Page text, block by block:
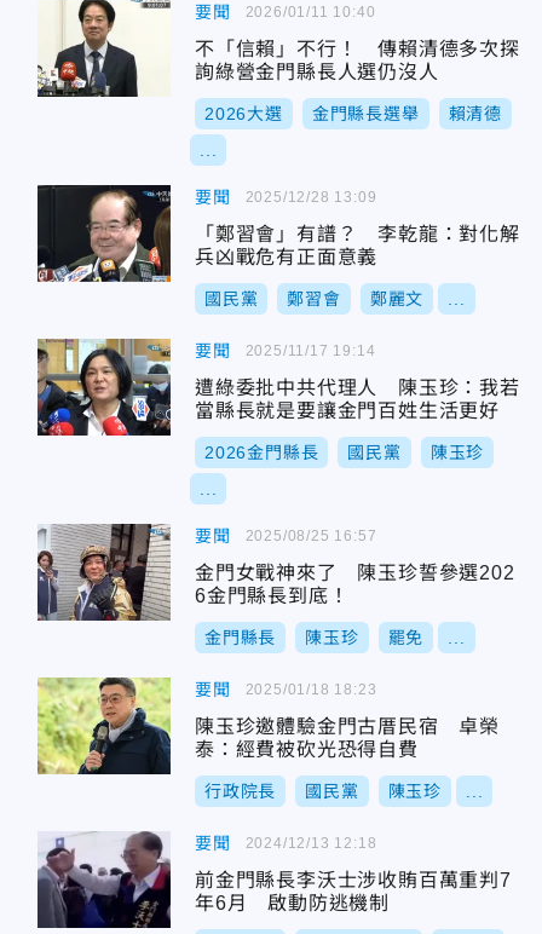
要聞
不「信賴」不行！ 傳賴清德多次探
詢綠營金門縣長人選仍沒人
2026大選 金門縣長選舉 賴清德
2026/01/11 10:40
要聞
「鄭習會」有譜？ 李乾龍：對化解
兵凶戰危有正面意義
國民黨 鄭習會 鄭麗文
2025/12/28 13:09
要聞
遭綠委批中共代理人 陳玉珍：我若
當縣長就是要讓金門百姓生活更好
2026金門縣長 國民黨 陳玉珍
2025/11/17 19:14
要聞
金門女戰神來了 陳玉珍誓參選202
6金門縣長到底！
金門縣長 陳玉珍 罷免
2025/08/25 16:57
要聞
陳玉珍邀體驗金門古厝民宿 卓榮
泰：經費被砍光恐得自費
行政院長 國民黨 陳玉珍
2025/01/18 18:23
要聞
前金門縣長李沃士涉收賄百萬重判7
年6月 啟動防逃機制
2024/12/13 12:18